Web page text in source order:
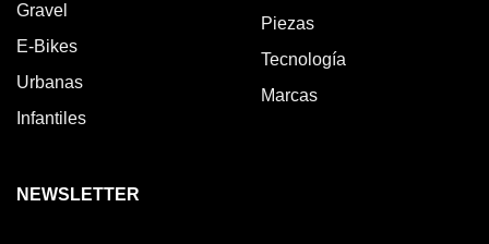
Gravel
E-Bikes
Urbanas
Infantiles
Piezas
Tecnología
Marcas
NEWSLETTER